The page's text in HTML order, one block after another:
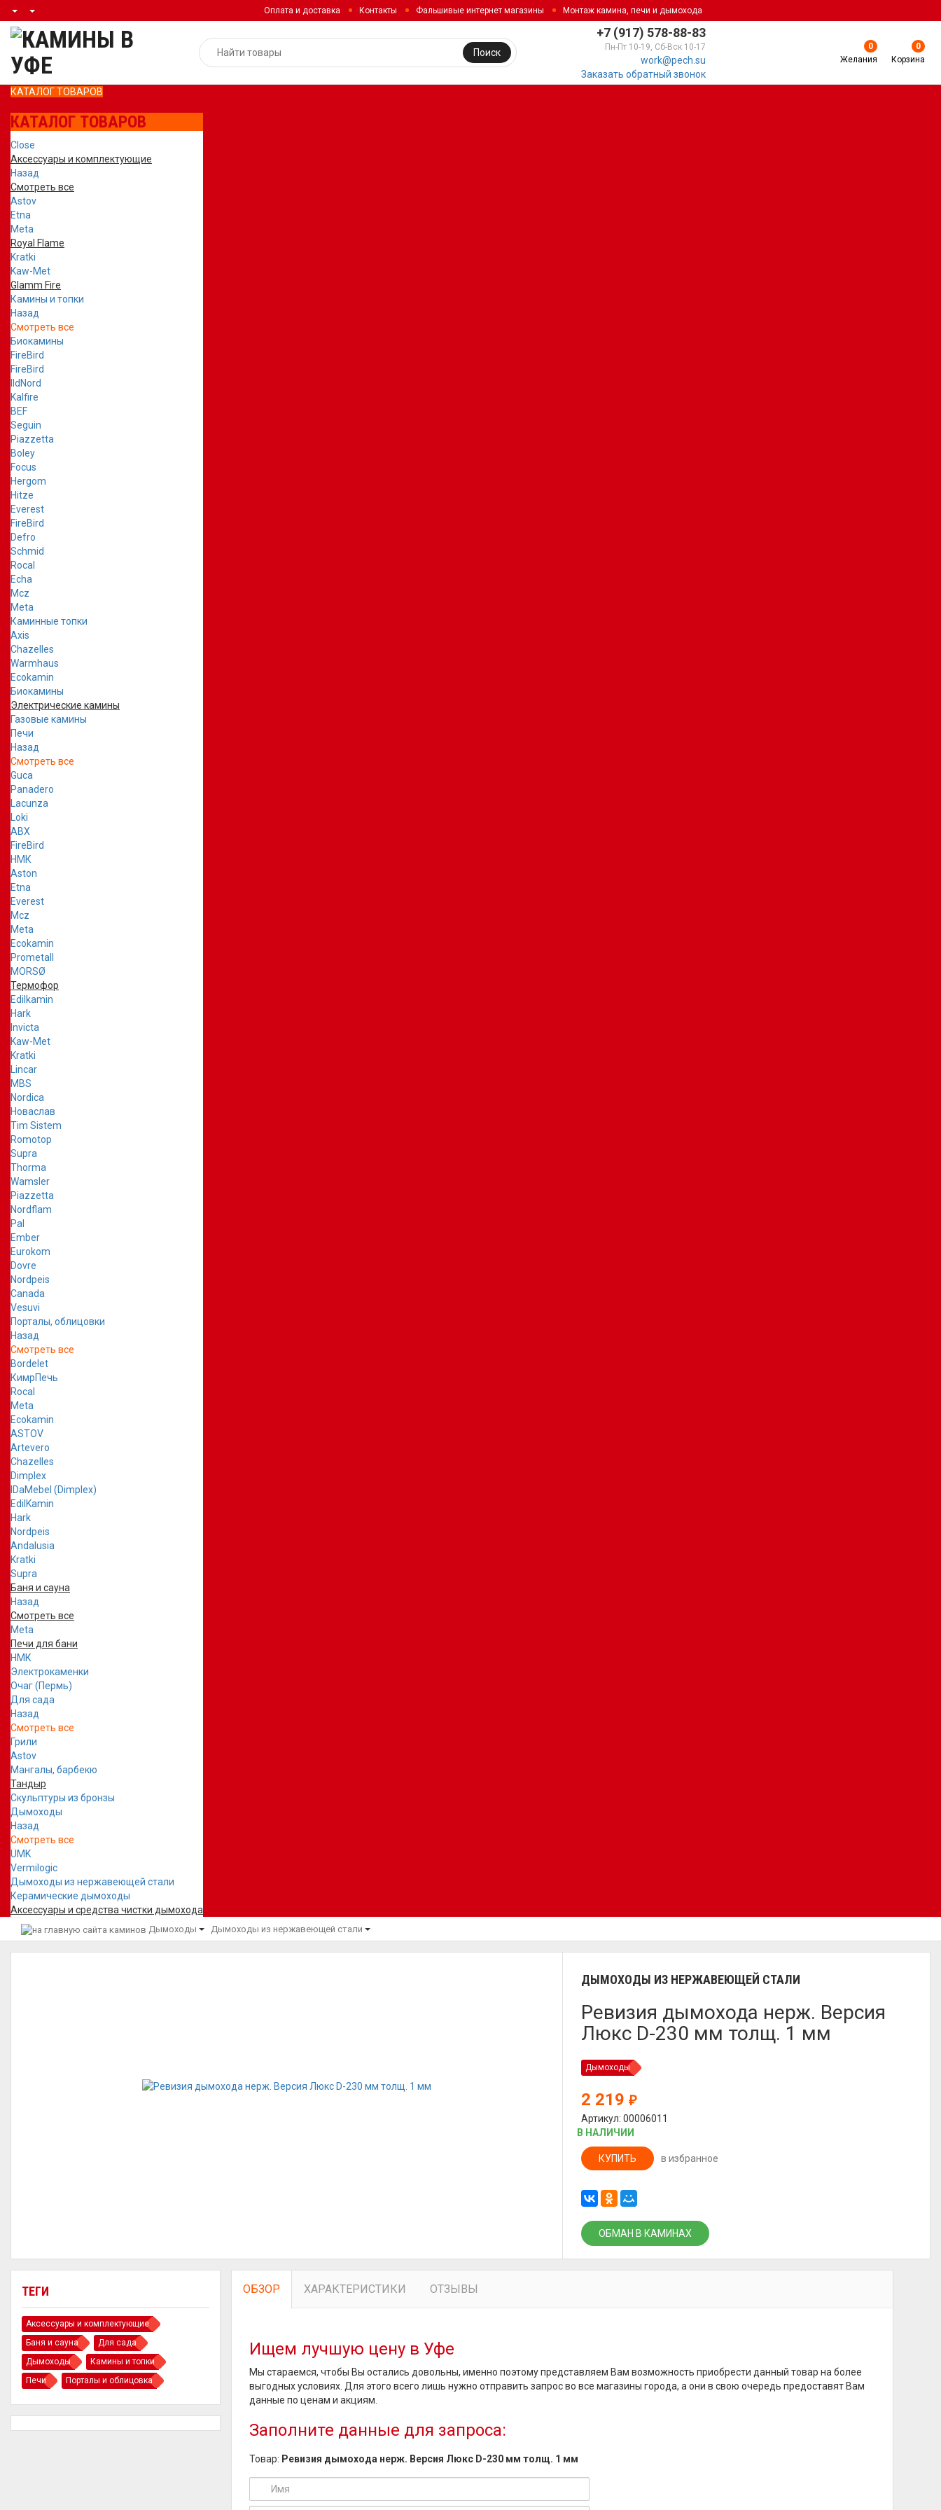
Оплата и доставка Контакты Фальшивые интернет магазины Монтаж камина, печи и дымохода
+7 (917) 578-88-83
Пн-Пт 10-19, Сб-Вск 10-17
work@pech.su
Заказать обратный звонок
Поиск
0
Желания
0
Корзина
КАТАЛОГ ТОВАРОВ
КАТАЛОГ ТОВАРОВ
Close
Аксессуары и комплектующие
Назад
Смотреть все
Astov
Etna
Meta
Royal Flame
Kratki
Kaw-Met
Glamm Fire
Камины и топки
Назад
Смотреть все
Биокамины
FireBird
FireBird
IldNord
Kalfire
BEF
Seguin
Piazzetta
Boley
Focus
Hergom
Hitze
Everest
FireBird
Defro
Schmid
Rocal
Echa
Mcz
Meta
Каминные топки
Axis
Chazelles
Warmhaus
Ecokamin
Биокамины
Электрические камины
Газовые камины
Печи
Назад
Смотреть все
Guca
Panadero
Lacunza
Loki
ABX
FireBird
НМК
Aston
Etna
Everest
Mcz
Meta
Ecokamin
Prometall
MORSØ
Термофор
Edilkamin
Hark
Invicta
Kaw-Met
Kratki
Lincar
MBS
Nordica
Новаслав
Tim Sistem
Romotop
Supra
Thorma
Wamsler
Piazzetta
Nordflam
Pal
Ember
Eurokom
Dovre
Nordpeis
Canada
Vesuvi
Порталы, облицовки
Назад
Смотреть все
Bordelet
КимрПечь
Rocal
Meta
Ecokamin
ASTOV
Artevero
Chazelles
Dimplex
IDaMebel (Dimplex)
EdilKamin
Hark
Nordpeis
Andalusia
Kratki
Supra
Баня и сауна
Назад
Смотреть все
Meta
Печи для бани
НМК
Электрокаменки
Очаг (Пермь)
Для сада
Назад
Смотреть все
Грили
Astov
Мангалы, барбекю
Тандыр
Скульптуры из бронзы
Дымоходы
Назад
Смотреть все
UMK
Vermilogic
Дымоходы из нержавеющей стали
Керамические дымоходы
Аксессуары и средства чистки дымохода
Дымоходы Дымоходы из нержавеющей стали
ДЫМОХОДЫ ИЗ НЕРЖАВЕЮЩЕЙ СТАЛИ
Ревизия дымохода нерж. Версия
Люкс D-230 мм толщ. 1 мм
Дымоходы
2 219₽
Артикул: 00006011
В НАЛИЧИИ
КУПИТЬ в избранное
ОБМАН В КАМИНАХ
ТЕГИ
Аксессуары и комплектующие
Баня и сауна
Для сада
Дымоходы
Камины и топки
Печи
Порталы и облицовка
ОБЗОР ХАРАКТЕРИСТИКИ ОТЗЫВЫ
Ищем лучшую цену в Уфе
Мы стараемся, чтобы Вы остались довольны, именно поэтому представляем Вам возможность приобрести данный товар на более
выгодных условиях. Для этого всего лишь нужно отправить запрос во все магазины города, а они в свою очередь предоставят Вам
данные по ценам и акциям.
Заполните данные для запроса:
Товар: Ревизия дымохода нерж. Версия Люкс D-230 мм толщ. 1 мм